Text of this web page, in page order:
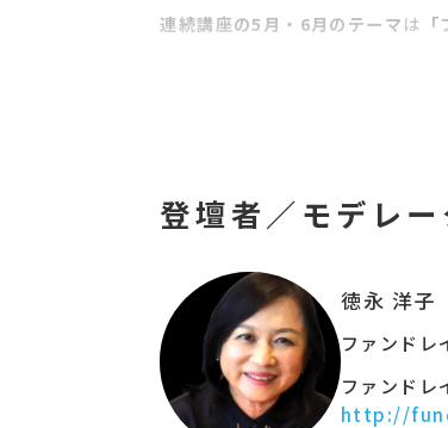
連続講座の5月・6月のテーマ は
第２回は実践編として、 すぐに活
さまざまな寄付プログラムの活用
２回受けていただいても、どちら
ファンドレイジングを初めて学
登壇者／モデレー
徳永 洋子
ファンドレ
ファンド
http://